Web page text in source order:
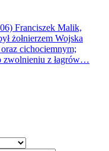
Franciszek Malik,
żołnierzem Wojska
cichociemnym;
zwolnieniu z łagrów…